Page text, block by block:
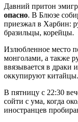
Давний притон
опасно. В Блюзе
приезжал в Харбин:
бразильцы, корейцы.
Излюбленное место
монголами, а также
ввязывается в драки
оккупируют китайцы.
В пятницу с 22:30
сойти с ума, когда
иностранцев